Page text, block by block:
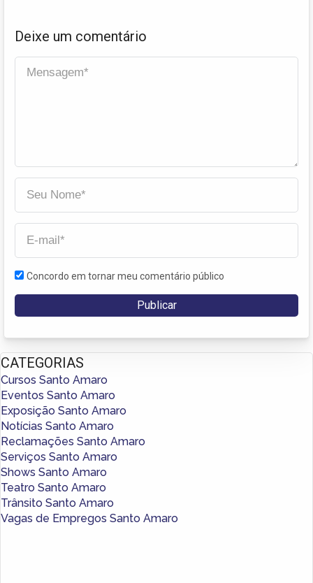
Deixe um comentário
Concordo em tornar meu comentário público
CATEGORIAS
Cursos Santo Amaro
Eventos Santo Amaro
Exposição Santo Amaro
Notícias Santo Amaro
Reclamações Santo Amaro
Serviços Santo Amaro
Shows Santo Amaro
Teatro Santo Amaro
Trânsito Santo Amaro
Vagas de Empregos Santo Amaro